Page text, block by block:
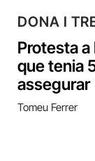
DONA I
Protesta a
que tenia
assegurar
Tomeu Ferrer